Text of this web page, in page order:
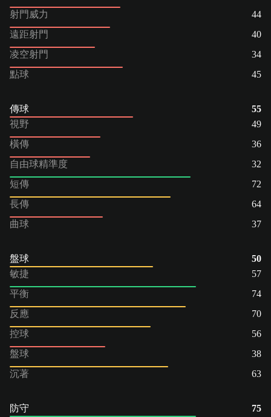
射門威力
44
遠距射門
40
凌空射門
34
點球
45
傳球
55
視野
49
橫傳
36
自由球精準度
32
短傳
72
長傳
64
曲球
37
盤球
50
敏捷
57
平衡
74
反應
70
控球
56
盤球
38
沉著
63
防守
75